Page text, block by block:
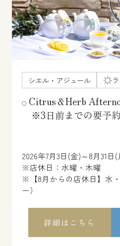
シエル・アジュール
Citrus＆Herb
※3日前までの要予約
2026年7月3日(金)～8月31日(
※店休日：水曜・木曜
※【8月からの店休日】水
ー）
詳細はこちら